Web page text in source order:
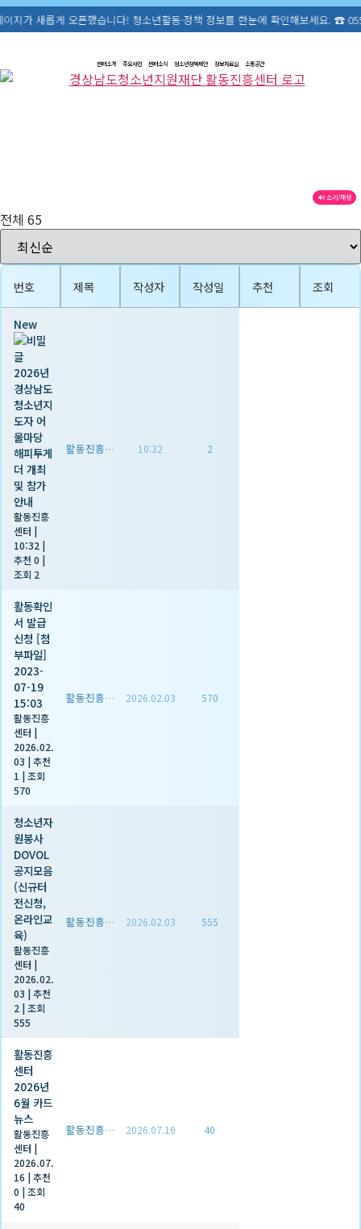
오픈했습니다! 청소년활동·정책 정보를 한눈에 확인해보세요. ☎ 055-711-1300
츠
센터소개 주요사업 센터소식 청소년정책제안 정보자료실 소통공간
🔊 소리/재생
전체 65
번호 제목 작성자 작성일 추천 조회
New
2026년
경상남도
청소년지
도자 어
울마당
해피투게
더 개최
및 참가
안내
활동진흥
센터 |
10:32 |
추천 0 |
조회 2
활동진흥센터 10:32 2
활동확인
서 발급
신청 [첨
부파일]
2023-
07-19
15:03
활동진흥
센터 |
2026.02.
03 |추천
1 |조회
570
활동진흥센터 2026.02.03 570
청소년자
원봉사
DOVOL
공지모음
(신규터
전신청,
온라인교
육)
활동진흥
센터 |
2026.02.
03 |추천
2 |조회
555
활동진흥센터 2026.02.03 555
활동진흥
센터
2026년
6월 카드
뉴스
활동진흥
센터 |
2026.07.
16 |추천
0 |조회
40
활동진흥센터 2026.07.16 40